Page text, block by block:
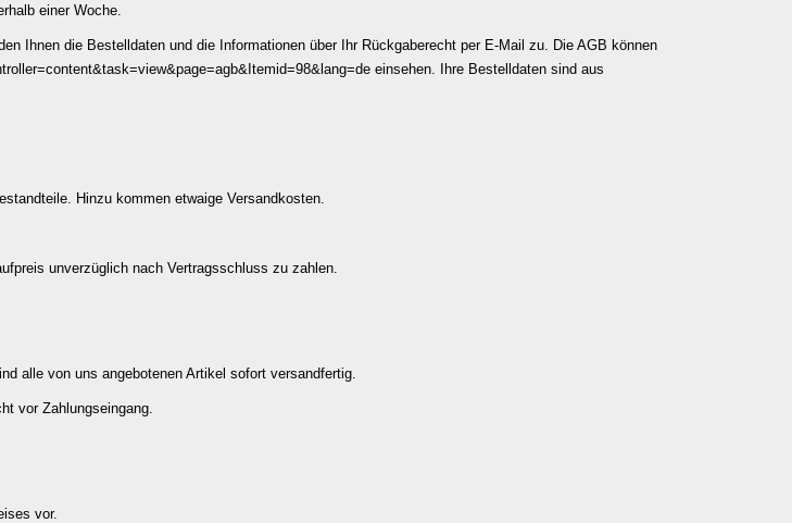
einer Woche.
Ihnen die Bestelldaten und die Informationen über Ihr Rückgaberecht per E-Mail zu. Die AGB können
einsehen . Ihre Bestelldaten sind aus
Hinzu kommen etwaige Versandkosten.
unverzüglich nach Vertragsschluss zu zahlen.
alle von uns angebotenen Artikel sofort versandfertig.
vor Zahlungseingang.
vor.